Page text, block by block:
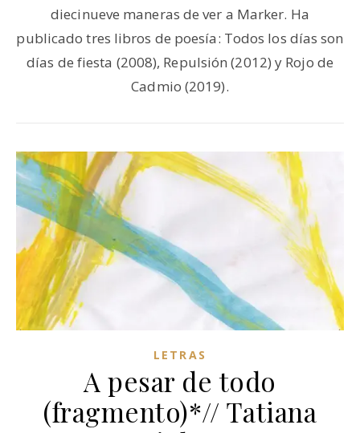
diecinueve maneras de ver a Marker. Ha
publicado tres libros de poesía: Todos los días son
días de fiesta (2008), Repulsión (2012) y Rojo de
Cadmio (2019).
LETRAS
A pesar de todo
(fragmento)*// Tatiana